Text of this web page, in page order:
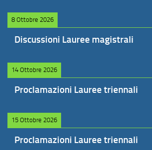
8 Ottobre 2026
Discussioni Lauree magistrali
14 Ottobre 2026
Proclamazioni Lauree triennali
15 Ottobre 2026
Proclamazioni Lauree triennali